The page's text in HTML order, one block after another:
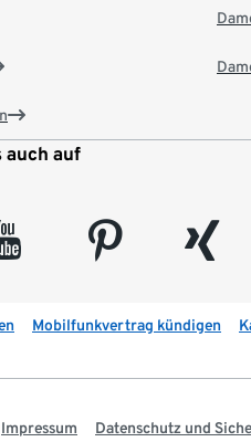
auch auf
pinterest xing
Mobilfunkvertrag kündigen
Impressum Datenschutz und